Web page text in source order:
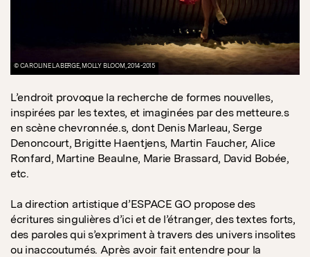
© CAROLINE LABERGE, MOLLY BLOOM, 2014-2015
L’endroit provoque la recherche de formes nouvelles,
inspirées par les textes, et imaginées par des metteure.s
en scène chevronnée.s, dont Denis Marleau, Serge
Denoncourt, Brigitte Haentjens, Martin Faucher, Alice
Ronfard, Martine Beaulne, Marie Brassard, David Bobée,
etc.
La direction artistique d’ESPACE GO propose des
écritures singulières d’ici et de l’étranger, des textes forts,
des paroles qui s’expriment à travers des univers insolites
ou inaccoutumés. Après avoir fait entendre pour la